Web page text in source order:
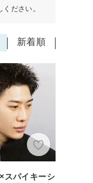
ださい。
新着順
スパイキーシ